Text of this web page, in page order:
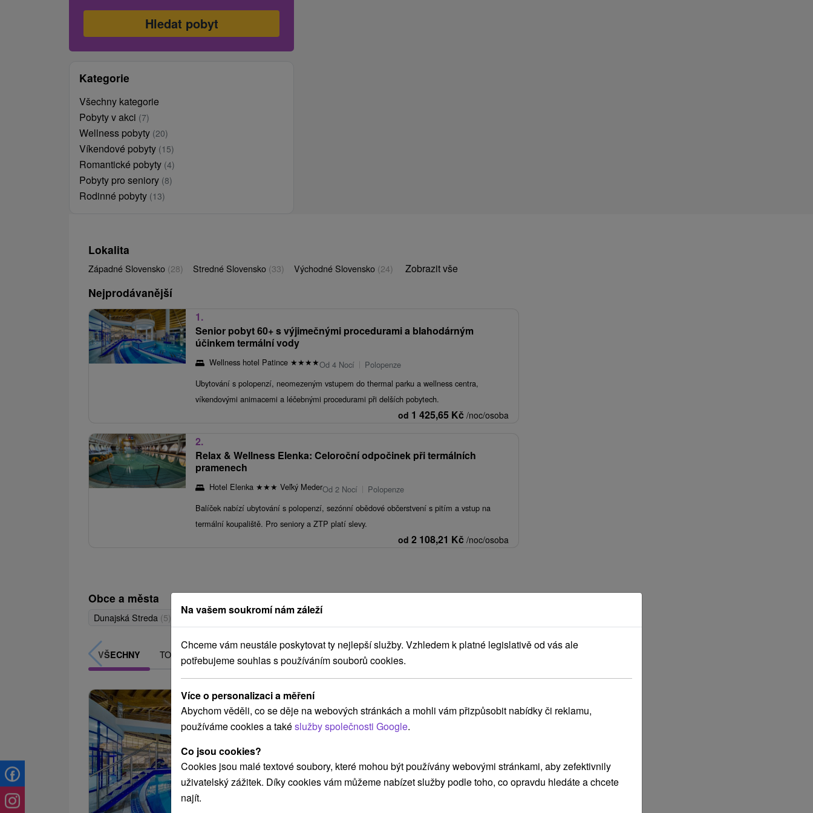
Kategorie
Všechny kategorie
Pobyty v akci (7)
Wellness pobyty (20)
Víkendové pobyty (15)
Romantické pobyty (4)
Pobyty pro seniory (8)
Rodinné pobyty (13)
Lokalita
Západné Slovensko (28) Stredné Slovensko (33) Východné Slovensko (24) Zobrazit vše
Nejprodávanější
1.
Senior pobyt 60+ s výjimečnými procedurami a blahodárným
účinkem termální vody
Wellness hotel Patince ★★★★Od 4 Nocí
Polopenze
Ubytování s polopenzí, neomezeným vstupem do thermal parku a wellness centra,
víkendovými animacemi a léčebnými procedurami při delších pobytech.
od 1 425,65 Kč /noc/osoba
2.
Relax & Wellness Elenka: Celoroční odpočinek při termálních
pramenech
Hotel Elenka ★★★ Veľký MederOd 2 Nocí
Polopenze
Balíček nabízí ubytování s polopenzí, sezónní obědové občerstvení s pitím a vstup na
termální koupaliště. Pro seniory a ZTP platí slevy.
od 2 108,21 Kč /noc/osoba
Obce a města
Dunajská Streda (5) Veľký Meder(2) Patince(1)
VŠECHNY TOP - NEJPRODÁVANĚJŠÍ NEJLEVNĚJŠÍ NEJDRAŽŠÍ PODLE HODNOCENÍ
TIP
Na vašem soukromí nám záleží
Chceme vám neustále poskytovat ty nejlepší služby. Vzhledem k platné legislativě od vás ale
potřebujeme souhlas s používáním souborů cookies.
Více o personalizaci a měření
Abychom věděli, co se děje na webových stránkách a mohli vám přizpůsobit nabídky či reklamu,
používáme cookies a takéslužby společnosti Google.
Co jsou cookies?
Cookies jsou malé textové soubory, které mohou být používány webovými stránkami, aby zefektivnily
uživatelský zážitek. Díky cookies vám můžeme nabízet služby podle toho, co opravdu hledáte a chcete
najít.